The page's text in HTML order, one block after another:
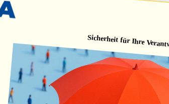
Sicherheit für Ihre